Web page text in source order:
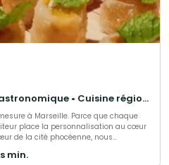
Français Traditionnel • Gastronomique • Cuisine régionale
à Marseille. Parce que chaque
place la personnalisation au cœur
de la cité phocéenne, nous
qui vous ressemblent. Que vous
de vie ou une entreprise en
min.